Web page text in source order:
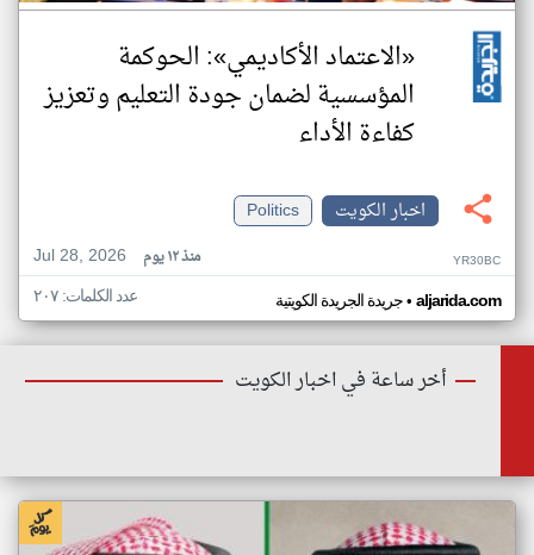
«الاعتماد الأكاديمي»: الحوكمة
المؤسسية لضمان جودة التعليم وتعزيز
كفاءة الأداء
اخبار الكويت
Politics
Jul 28, 2026
منذ ١٢ يوم YR30BC
جريدة الجريدة الكويتية• aljarida.com عدد الكلمات: ٢٠٧
أخر ساعة في اخبار الكويت